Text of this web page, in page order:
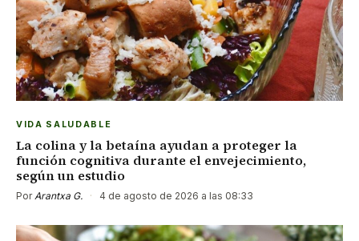
VIDA SALUDABLE
La colina y la betaína ayudan a proteger la
función cognitiva durante el envejecimiento,
según un estudio
Por Arantxa G. · 4 de agosto de 2026 a las 08:33